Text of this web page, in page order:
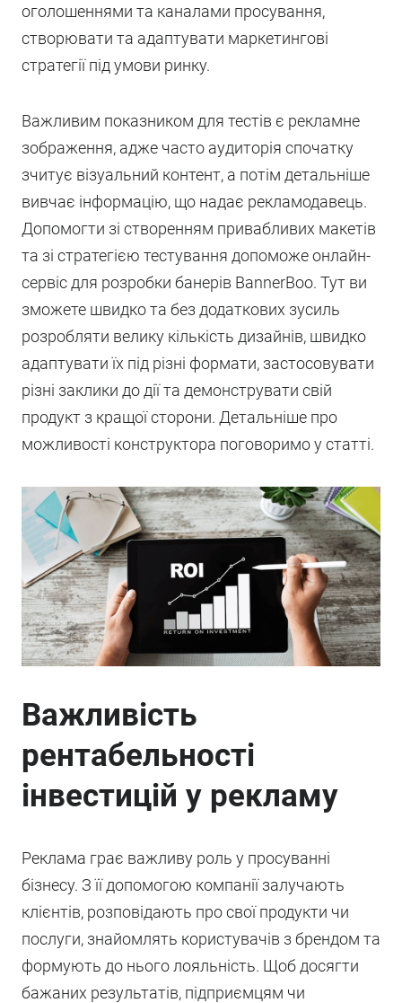
оголошеннями та каналами просування,
створювати та адаптувати маркетингові
стратегії під умови ринку.
Важливим показником для тестів є рекламне
зображення, адже часто аудиторія спочатку
зчитує візуальний контент, а потім детальніше
вивчає інформацію, що надає рекламодавець.
Допомогти зі створенням привабливих макетів
та зі стратегією тестування допоможе онлайн-
сервіс для розробки банерів BannerBoo. Тут ви
зможете швидко та без додаткових зусиль
розробляти велику кількість дизайнів, швидко
адаптувати їх під різні формати, застосовувати
різні заклики до дії та демонструвати свій
продукт з кращої сторони. Детальніше про
можливості конструктора поговоримо у статті.
Важливість
рентабельності
інвестицій у рекламу
Реклама грає важливу роль у просуванні
бізнесу. З її допомогою компанії залучають
клієнтів, розповідають про свої продукти чи
послуги, знайомлять користувачів з брендом та
формують до нього лояльність. Щоб досягти
бажаних результатів, підприємцям чи